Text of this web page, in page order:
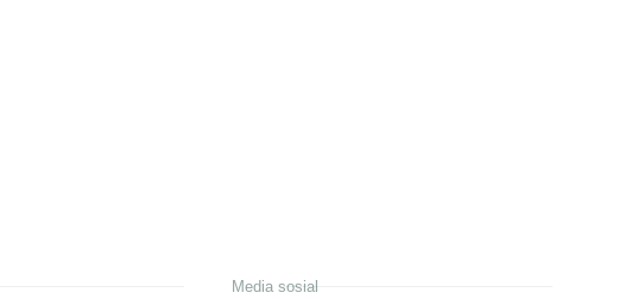
Media sosial